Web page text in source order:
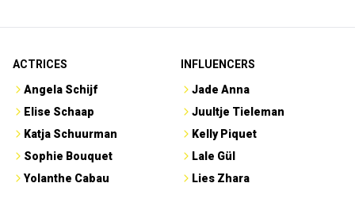
ACTRICES
Angela Schijf
Elise Schaap
Katja Schuurman
Sophie Bouquet
Yolanthe Cabau
INFLUENCERS
Jade Anna
Juultje Tieleman
Kelly Piquet
Lale Gül
Lies Zhara